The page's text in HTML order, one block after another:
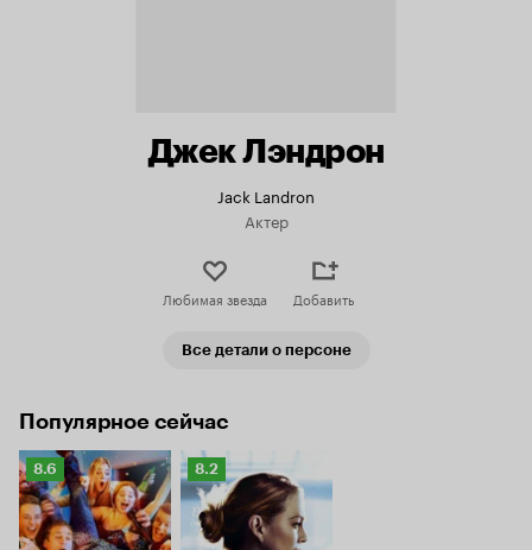
Джек Лэндрон
Jack Landron
Актер
Любимая звезда Добавить
Все детали о персоне
Популярное сейчас
Рейтинг
Кинопоиска
8.6
8.6
Рейтинг
Кинопоиска
8.2
8.2